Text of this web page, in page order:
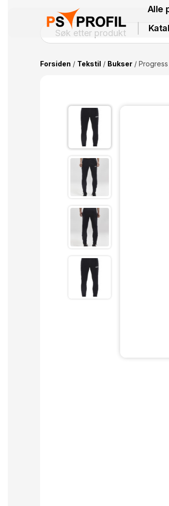
Alle
Forsiden / Tekstil / Bukser/ Progress